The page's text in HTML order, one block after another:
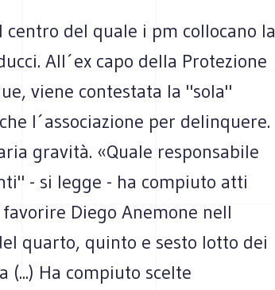
del quale i pm collocano la
All´ex capo della Protezione
viene contestata la "sola"
l´associazione per delinquere.
gravità. «Quale responsabile
- si legge - ha compiuto atti
Diego Anemone nell
quarto, quinto e sesto lotto dei
(...) Ha compiuto scelte